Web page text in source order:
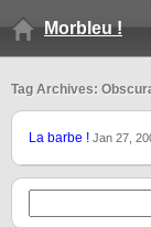
Morbleu !
Tag Archives:
La barbe ! Jan 27,